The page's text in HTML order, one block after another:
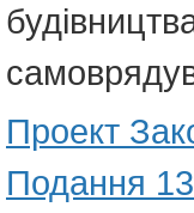
Проект
Подання